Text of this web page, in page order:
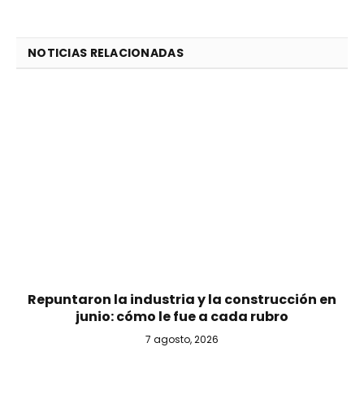
NOTICIAS RELACIONADAS
Repuntaron la industria y la construcción en
junio: cómo le fue a cada rubro
7 agosto, 2026